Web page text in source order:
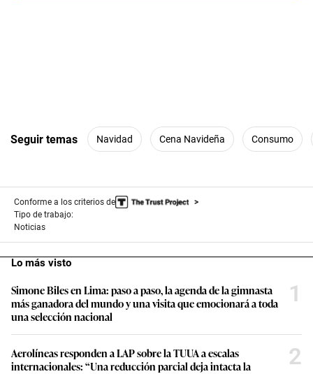
Seguir temas Navidad Cena Navideña Consumo
Conforme a los criterios de
Tipo de trabajo:
Noticias
Lo más visto
Simone Biles en Lima: paso a paso, la agenda de la gimnasta
más ganadora del mundo y una visita que emocionará a toda
una selección nacional
1
Aerolíneas responden a LAP sobre la TUUA a escalas
internacionales: “Una reducción parcial deja intacta la
2